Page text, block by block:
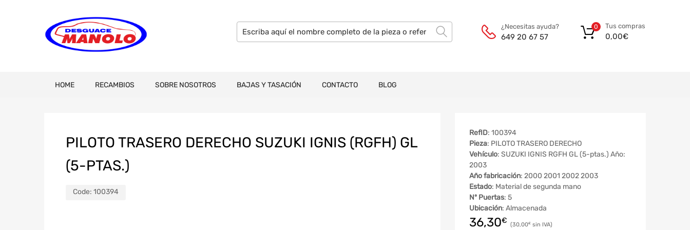
¿Necesitas ayuda?
649 20 67 57
Tus compras
0,00€
0
HOME RECAMBIOS SOBRE NOSOTROS BAJAS Y TASACIÓN CONTACTO BLOG
PILOTO TRASERO DERECHO SUZUKI IGNIS (RGFH) GL
(5-PTAS.)
Code: 100394
RefID: 100394
Pieza: PILOTO TRASERO DERECHO
Vehículo: SUZUKI IGNIS RGFH GL (5-ptas.) Año:
2003
Año fabricación: 2000 2001 2002 2003
Estado: Material de segunda mano
Nº Puertas: 5
Ubicación: Almacenada
36,30€ 30,00€